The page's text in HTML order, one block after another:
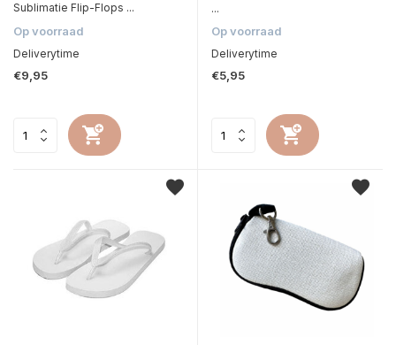
Sublimatie Flip-Flops ...
Op voorraad
Deliverytime
€9,95
...
Op voorraad
Deliverytime
€5,95